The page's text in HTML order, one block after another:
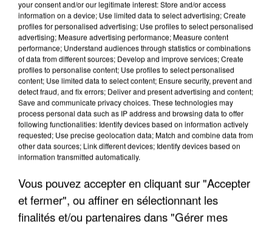
LES DONNÉES DE 300 000 CLIENTS DÉROBÉES À
your consent and/or our legitimate interest: Store and/or access
information on a device; Use limited data to select advertising; Create
profiles for personalised advertising; Use profiles to select personalised
advertising; Measure advertising performance; Measure content
performance; Understand audiences through statistics or combinations
of data from different sources; Develop and improve services; Create
profiles to personalise content; Use profiles to select personalised
content; Use limited data to select content; Ensure security, prevent and
detect fraud, and fix errors; Deliver and present advertising and content;
Save and communicate privacy choices. These technologies may
process personal data such as IP address and browsing data to offer
following functionalities: Identify devices based on information actively
requested; Use precise geolocation data; Match and combine data from
other data sources; Link different devices; Identify devices based on
information transmitted automatically.
Vous pouvez accepter en cliquant sur "Accepter
et fermer", ou affiner en sélectionnant les
finalités et/ou partenaires dans "Gérer mes